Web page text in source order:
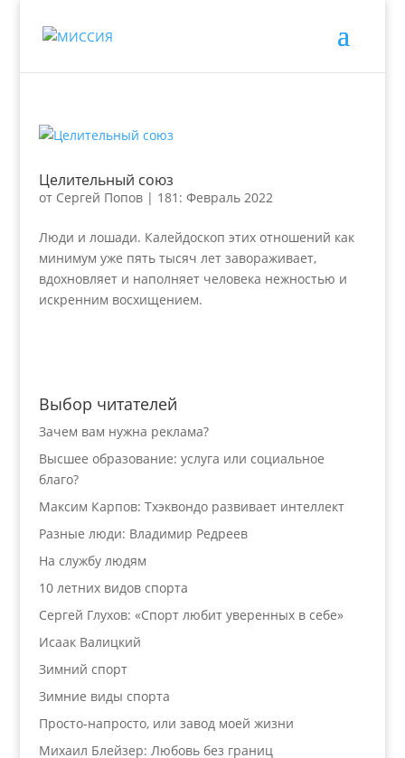
Целительный союз
от Сергей Попов| 181: Февраль 2022
Люди и лошади. Калейдоскоп этих отношений как
минимум уже пять тысяч лет завораживает,
вдохновляет и наполняет человека нежностью и
искренним восхищением.
Выбор читателей
Зачем вам нужна реклама?
Высшее образование: услуга или социальное
благо?
Максим Карпов: Тхэквондо развивает интеллект
Разные люди: Владимир Редреев
На службу людям
10 летних видов спорта
Сергей Глухов: «Спорт любит уверенных в себе»
Исаак Валицкий
Зимний спорт
Зимние виды спорта
Просто-напросто, или завод моей жизни
Михаил Блейзер: Любовь без границ